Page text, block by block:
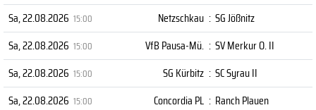
Sa, 22.08.2026 15:00 Netzschkau : SG Jößnitz
Sa, 22.08.2026 15:00 VfB Pausa-Mü. : SV Merkur O. II
Sa, 22.08.2026 15:00 SG Kürbitz : SC Syrau II
Sa, 22.08.2026 15:00 Concordia PL : Ranch Plauen